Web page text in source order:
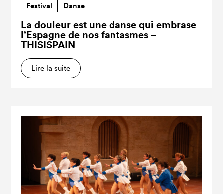
Festival Danse
La douleur est une danse qui embrase
l’Espagne de nos fantasmes –
THISISPAIN
Lire la suite